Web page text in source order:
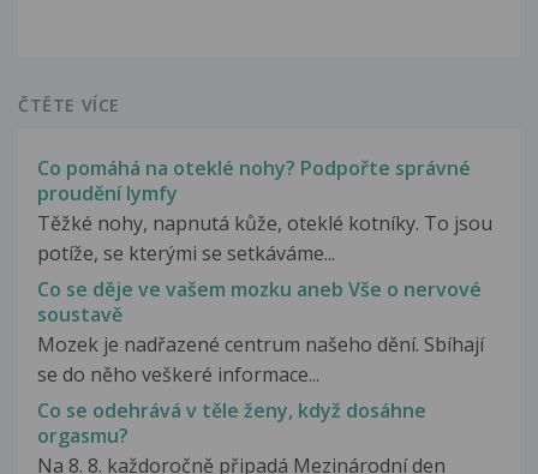
ČTĚTE VÍCE
Co pomáhá na oteklé nohy? Podpořte správné
proudění lymfy
Těžké nohy, napnutá kůže, oteklé kotníky. To jsou
potíže, se kterými se setkáváme...
Co se děje ve vašem mozku aneb Vše o nervové
soustavě
Mozek je nadřazené centrum našeho dění. Sbíhají
se do něho veškeré informace...
Co se odehrává v těle ženy, když dosáhne
orgasmu?
Na 8. 8. každoročně připadá Mezinárodní den